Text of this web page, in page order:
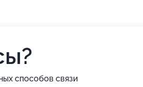
способов связи